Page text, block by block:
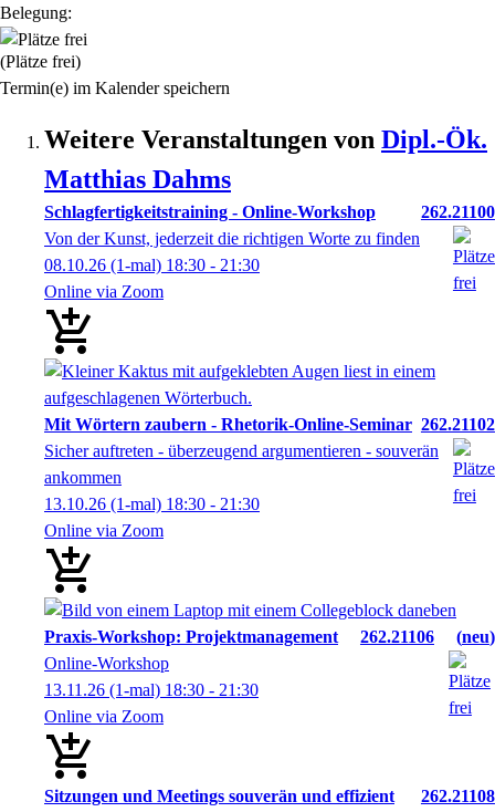
Belegung:
(Plätze frei)
Termin(e) im Kalender speichern
Weitere Veranstaltungen von Dipl.-Ök.
Matthias Dahms
Schlagfertigkeitstraining - Online-Workshop
262.21100
Von der Kunst, jederzeit die richtigen Worte zu finden
08.10.26 (1-mal) 18:30 - 21:30
Online via Zoom
Mit Wörtern zaubern - Rhetorik-Online-Seminar 262.21102
Sicher auftreten - überzeugend argumentieren - souverän
ankommen
13.10.26 (1-mal) 18:30 - 21:30
Online via Zoom
Praxis-Workshop: Projektmanagement 262.21106
neu
Online-Workshop
13.11.26 (1-mal) 18:30 - 21:30
Online via Zoom
Sitzungen und Meetings souverän und effizient
262.21108